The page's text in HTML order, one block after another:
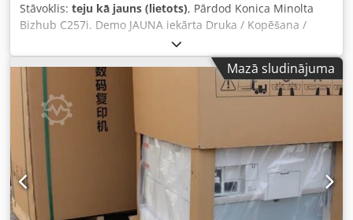
Stāvoklis: teju kā jauns (lietots), Pārdod Konica Minolta
Bizhub C257i. Demo JAUNA iekārta Druka / Kopēšana /
Skenēšana – krāsaini un melnbalti Drukas ātrums: 25
lapas/min (A4), 12 lapas/min (A3) Lai iegūtu vairāk
informācijas, sūtiet ziņu. Dcsdpfxsxx Umae Ad Sok
Mazā sludinājuma